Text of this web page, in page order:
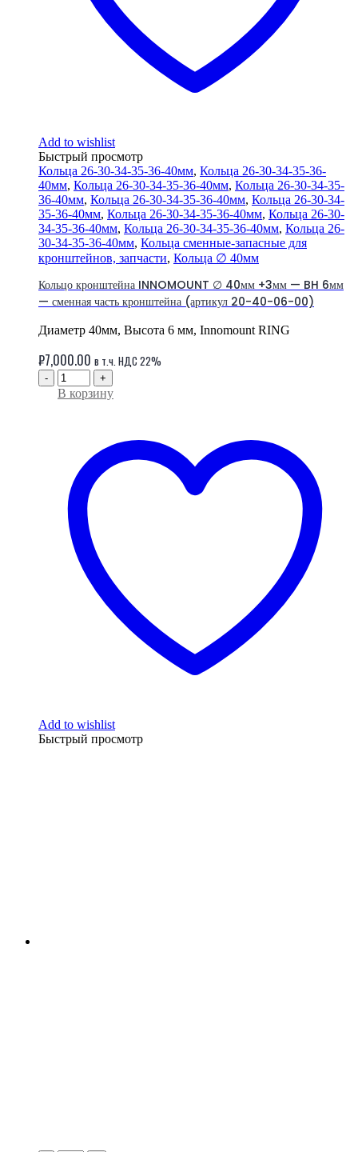
Add to wishlist
Быстрый просмотр
Кольца 26-30-34-35-36-40мм, Кольца 26-30-34-35-36-
40мм, Кольца 26-30-34-35-36-40мм, Кольца 26-30-34-35-
36-40мм, Кольца 26-30-34-35-36-40мм, Кольца 26-30-34-
35-36-40мм, Кольца 26-30-34-35-36-40мм, Кольца 26-30-
34-35-36-40мм, Кольца 26-30-34-35-36-40мм, Кольца 26-
30-34-35-36-40мм, Кольца сменные-запасные для
кронштейнов, запчасти, Кольца ∅ 40мм
Кольцо кронштейна INNOMOUNT ∅ 40мм +3мм — BH 6мм
— сменная часть кронштейна (артикул 20-40-06-00)
Диаметр 40мм, Высота 6 мм, Innomount RING
₽7,000.00 в т.ч. НДС 22%
- +
В корзину
Add to wishlist
Быстрый просмотр